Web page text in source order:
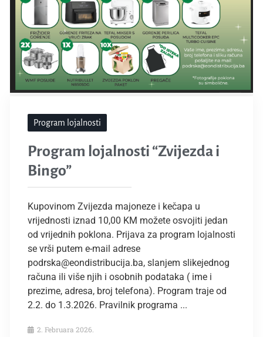
Program lojalnosti
Program lojalnosti “Zvijezda i
Bingo”
Kupovinom Zvijezda majoneze i kečapa u
vrijednosti iznad 10,00 KM možete osvojiti jedan
od vrijednih poklona. Prijava za program lojalnosti
se vrši putem e-mail adrese
podrska@eondistribucija.ba, slanjem slikejednog
računa ili više njih i osobnih podataka ( ime i
prezime, adresa, broj telefona). Program traje od
2.2. do 1.3.2026. Pravilnik programa ...
2. Februara 2026.